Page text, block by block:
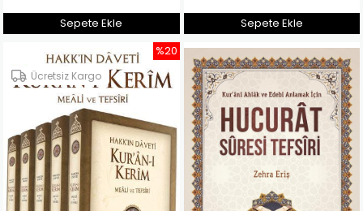
Sepete Ekle Sepete Ekle
%20
Ücretsiz Kargo